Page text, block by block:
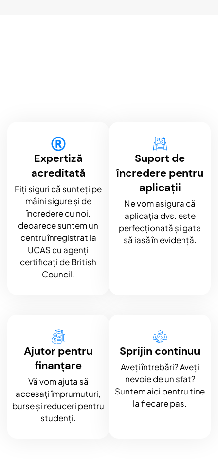
Expertiză
acreditată
Fiți siguri că sunteți pe
mâini sigure și de
încredere cu noi,
deoarece suntem un
centru înregistrat la
UCAS cu agenți
certificați de British
Council.
Suport de
încredere pentru
aplicații
Ne vom asigura că
aplicația dvs. este
perfecționată și gata
să iasă în evidență.
Ajutor pentru
finanțare
Vă vom ajuta să
accesați împrumuturi,
burse și reduceri pentru
studenți.
Sprijin continuu
Aveți întrebări? Aveți
nevoie de un sfat?
Suntem aici pentru tine
la fiecare pas.